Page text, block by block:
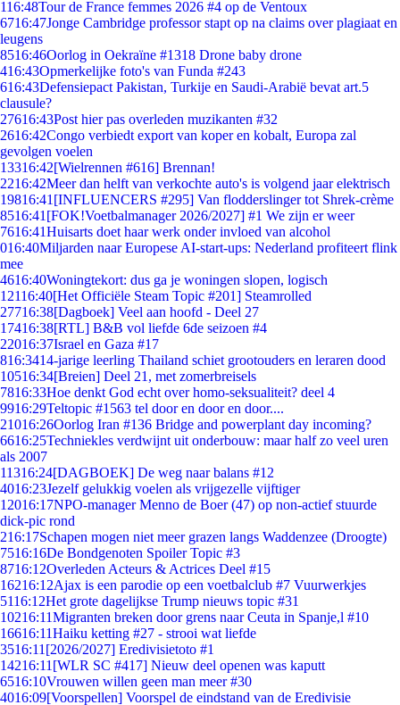
116:48Tour de France femmes 2026 #4 op de Ventoux
6716:47Jonge Cambridge professor stapt op na claims over plagiaat en
leugens
8516:46Oorlog in Oekraïne #1318 Drone baby drone
416:43Opmerkelijke foto's van Funda #243
616:43Defensiepact Pakistan, Turkije en Saudi-Arabië bevat art.5
clausule?
27616:43Post hier pas overleden muzikanten #32
2616:42Congo verbiedt export van koper en kobalt, Europa zal
gevolgen voelen
13316:42[Wielrennen #616] Brennan!
2216:42Meer dan helft van verkochte auto's is volgend jaar elektrisch
19816:41 [INFLUENCERS #295] Van flodderslinger tot Shrek-crème
8516:41 [FOK!Voetbalmanager 2026/2027] #1 We zijn er weer
7616:41Huisarts doet haar werk onder invloed van alcohol
016:40Miljarden naar Europese AI-start-ups: Nederland profiteert flink
mee
4616:40Woningtekort: dus ga je woningen slopen, logisch
12116:40[Het Officiële Steam Topic #201] Steamrolled
27716:38[Dagboek] Veel aan hoofd - Deel 27
17416:38[RTL] B&B vol liefde 6de seizoen #4
22016:37Israel en Gaza #17
816:3414-jarige leerling Thailand schiet grootouders en leraren dood
10516:34[Breien] Deel 21, met zomerbreisels
7816:33Hoe denkt God echt over homo-seksualiteit? deel 4
9916:29Teltopic #1563 tel door en door en door....
21016:26Oorlog Iran #136 Bridge and powerplant day incoming?
6616:25Techniekles verdwijnt uit onderbouw: maar half zo veel uren
als 2007
11316:24[DAGBOEK] De weg naar balans #12
4016:23Jezelf gelukkig voelen als vrijgezelle vijftiger
12016:17NPO-manager Menno de Boer (47) op non-actief stuurde
dick-pic rond
216:17Schapen mogen niet meer grazen langs Waddenzee (Droogte)
7516:16De Bondgenoten Spoiler Topic #3
8716:12Overleden Acteurs & Actrices Deel #15
16216:12Ajax is een parodie op een voetbalclub #7 Vuurwerkjes
5116:12Het grote dagelijkse Trump nieuws topic #31
10216:11Migranten breken door grens naar Ceuta in Spanje,l #10
16616:11Haiku ketting #27 - strooi wat liefde
3516:11 [2026/2027] Eredivisietoto #1
14216:11 [WLR SC #417] Nieuw deel openen was kaputt
6516:10Vrouwen willen geen man meer #30
4016:09[Voorspellen] Voorspel de eindstand van de Eredivisie